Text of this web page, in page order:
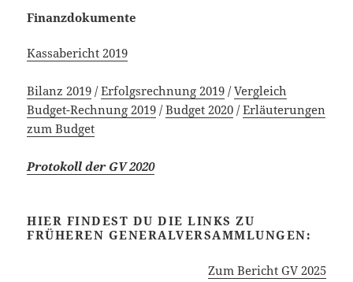
Finanzdokumente
Kassabericht 2019
Bilanz 2019 /Erfolgsrechnung 2019 /Vergleich
Budget-Rechnung 2019 /Budget 2020 /Erläuterungen
zum Budget
Protokoll der GV 2020
HIER FINDEST DU DIE LINKS ZU
FRÜHEREN GENERALVERSAMMLUNGEN:
Zum Bericht GV 2025